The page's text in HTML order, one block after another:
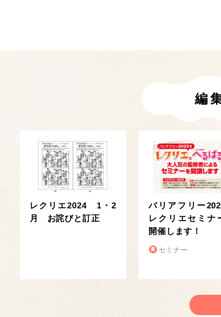
編
レクリエ2024 1・2
月 お詫びと訂正
バリアフリー
レクリエセミナ
開催します！
セミナー